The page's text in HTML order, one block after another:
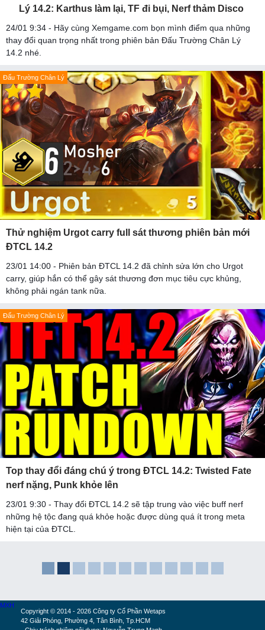
Lý 14.2: Karthus làm lại, TF đi bụi, Nerf thảm Disco
24/01 9:34 - Hãy cùng Xemgame.com bọn mình điểm qua những
thay đổi quan trọng nhất trong phiên bản Đấu Trường Chân Lý
14.2 nhé.
Đấu Trường Chân Lý
Thử nghiệm Urgot carry full sát thương phiên bản mới
ĐTCL 14.2
23/01 14:00 - Phiên bản ĐTCL 14.2 đã chỉnh sửa lớn cho Urgot
carry, giúp hắn có thể gây sát thương đơn mục tiêu cực khủng,
không phải ngán tank nữa.
Đấu Trường Chân Lý
Top thay đổi đáng chú ý trong ĐTCL 14.2: Twisted Fate
nerf nặng, Punk khỏe lên
23/01 9:30 - Thay đổi ĐTCL 14.2 sẽ tập trung vào việc buff nerf
những hệ tộc đang quá khỏe hoặc được dùng quá ít trong meta
hiện tại của ĐTCL.
Copyright © 2014 - 2026 Công ty Cổ Phần Wetaps
42 Giải Phóng, Phường 4, Tân Bình, Tp.HCM
MXH